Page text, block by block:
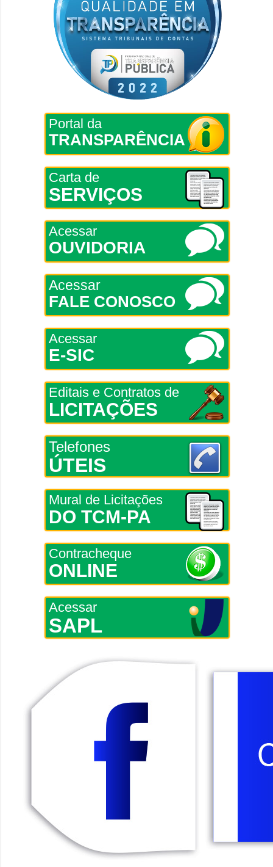
Portal da
TRANSPARÊNCIA
Carta de
SERVIÇOS
Acessar
OUVIDORIA
Acessar
FALE CONOSCO
Acessar
E-SIC
Editais e Contratos de
LICITAÇÕES
Telefones
ÚTEIS
Mural de Licitações
DO TCM-PA
Contracheque
ONLINE
Acessar
SAPL